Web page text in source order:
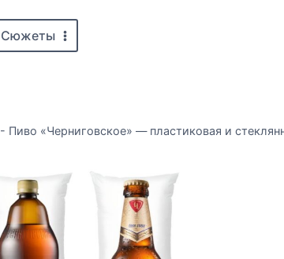
Сюжеты
- Пиво «Черниговское» — пластиковая и